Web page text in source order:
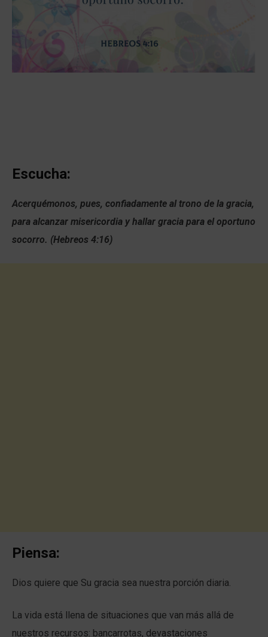
Escucha:
Acerquémonos, pues, confiadamente al trono de la gracia,
para alcanzar misericordia y hallar gracia para el oportuno
socorro. (Hebreos 4:16)
Piensa:
Dios quiere que Su gracia sea nuestra porción diaria.
La vida está llena de situaciones que van más allá de
nuestros recursos: bancarrotas, devastaciones